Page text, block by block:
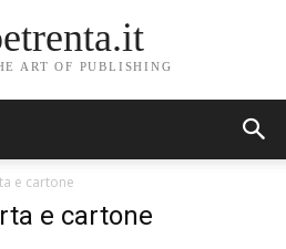
ART OF PUBLISHING
e cartone
e cartone